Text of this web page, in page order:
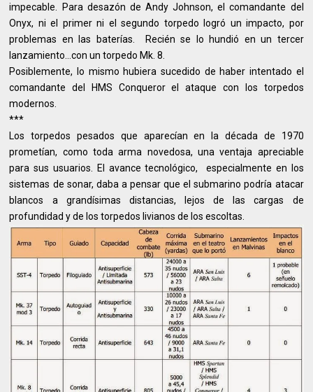
impecable. Para desazón de Andy Johnson, el comandante del
Onyx, ni el primer ni el segundo torpedo logró un impacto, por
problemas en las baterías. Recién se lo hundió en un tercer
lanzamiento…con un torpedo Mk. 8.
Posiblemente, lo mismo hubiera sucedido de haber intentado el
comandante del HMS Conqueror el ataque con los torpedos
modernos.
***
Los torpedos pesados que aparecían en la década de 1970
prometían, como toda arma novedosa, una ventaja apreciable
para sus usuarios. El avance tecnológico, especialmente en los
sistemas de sonar, daba a pensar que el submarino podría atacar
blancos a grandísimas distancias, lejos de las cargas de
profundidad y de los torpedos livianos de los escoltas.